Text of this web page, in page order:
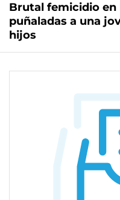
Brutal femicidio en
puñaladas a una
hijos